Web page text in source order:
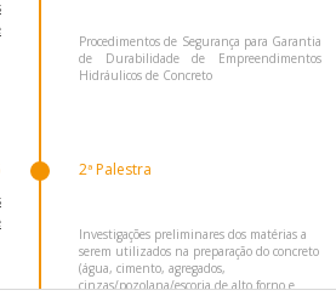
Procedimentos de Segurança para Garantia
de Durabilidade de Empreendimentos
Hidráulicos de Concreto
2ª Palestra
Investigações preliminares dos matérias a
serem utilizados na preparação do concreto
(água, cimento, agregados,
cinzas/pozolana/escoria de alto forno e